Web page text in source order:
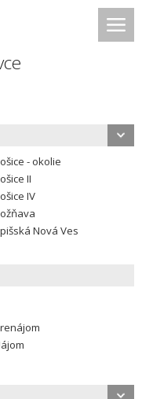
- okolie
II
IV
Nová Ves